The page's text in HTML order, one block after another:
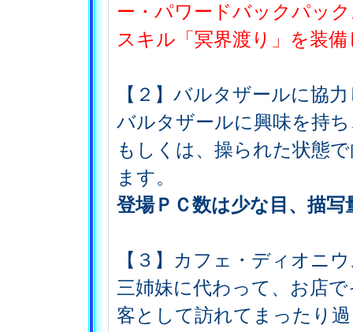
ー・パワードバックパッ
スキル「冥界渡り」を装
【２】バルタザールに協
バルタザールに興味を持
もしくは、操られた状態
ます。
登場ＰＣ数は少な目、描
【３】カフェ・ディオニ
三姉妹に代わって、お店
客として訪れてまったり